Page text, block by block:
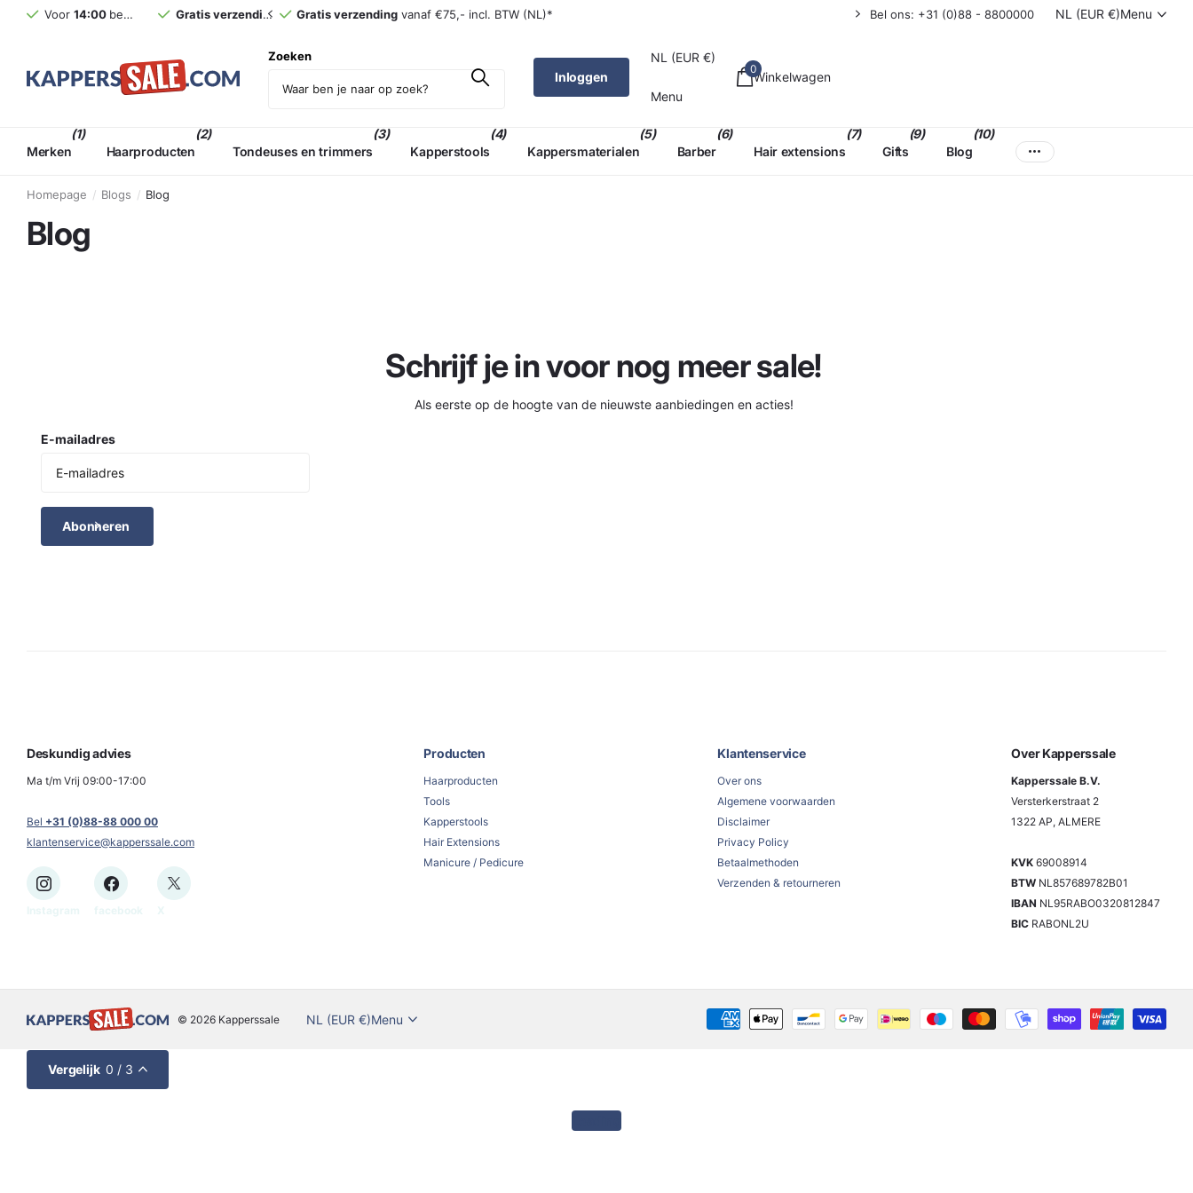
Voor 14:00 besteld, morgenin huis (NL)*
Gratis verzending vanaf €75,- incl. BTW (NL)*
Gratis verzending vanaf €75,- incl. BTW (NL)* Bel ons: +31 (0)88 - 8800000 NL (EUR €)Menu
Zoeken
Inloggen
NL (EUR €)
Menu
Winkelwagen
0
Merken
(1)
Haarproducten
(2)
Tondeuses en trimmers
(3)
Kapperstools
(4)
Kappersmaterialen
(5)
Barber
(6)
Hair extensions
(7)
Gifts
(9)
Blog
(10)
Homepage Blogs Blog
Blog
Schrijf je in voor nog meer sale!
Als eerste op de hoogte van de nieuwste aanbiedingen en acties!
E-mailadres
Abonneren
Deskundig advies
Ma t/m Vrij 09:00-17:00
Bel +31 (0)88-88 000 00
klantenservice@kapperssale.com
Producten
Haarproducten
Tools
Kapperstools
Hair Extensions
Manicure / Pedicure
Klantenservice
Over ons
Algemene voorwaarden
Disclaimer
Privacy Policy
Betaalmethoden
Verzenden & retourneren
Over Kapperssale
Kapperssale B.V.
Versterkerstraat 2
1322 AP, ALMERE
KVK 69008914
BTW NL857689782B01
IBAN NL95RABO0320812847
BIC RABONL2U
© 2026 Kapperssale NL (EUR €)Menu
Vergelijk 0 / 3